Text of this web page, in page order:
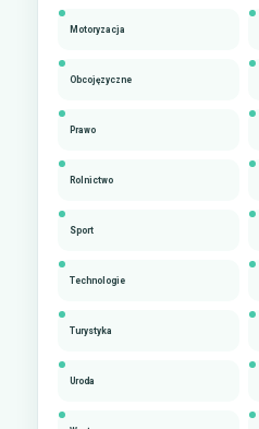
Motoryzacja
Obcojęzyczne
Prawo
Rolnictwo
Sport
Technologie
Turystyka
Uroda